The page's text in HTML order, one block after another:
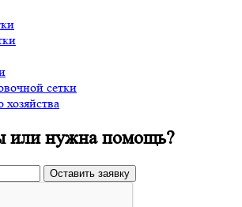
сетки
хозяйства
или нужна помощь?